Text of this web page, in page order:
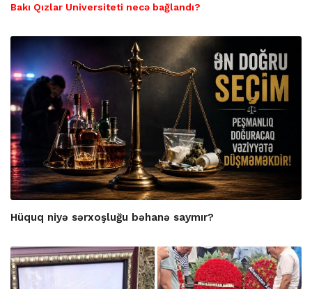
Bakı Qızlar Universiteti necə bağlandı?
Hüquq niyə sərxoşluğu bəhanə saymır?